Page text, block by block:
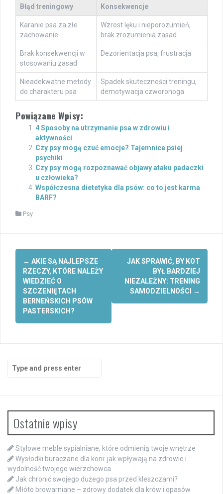
Błąd treningowy Konsekwencje
Karanie psa za złe
zachowanie
Wzrost lęku i nieporozumień,
brak zrozumienia zasad
Brak konsekwencji w
stosowaniu zasad
Dezorientacja psa, frustracja
Nieadekwatne metody
do charakteru psa
Spadek skuteczności treningu,
demotywacja czworonoga
Powiązane Wpisy:
4 Sposoby na utrzymanie psa w zdrowiu i
aktywności
Czy psy mogą czuć emocje? Tajemnice psiej
psychiki
Czy psy mogą rozpoznawać objawy ataku padaczki
u człowieka?
Współczesna dietetyka dla psów: co to jest karma
BARF?
Psy
Post
navigation
← AKIE SĄ NAJLEPSZE
RZECZY, KTÓRE NALEŻY
WIEDZIEĆ O
SZCZENIĘTACH
BERNEŃSKICH PSÓW
PASTERSKICH?
JAK SPRAWIĆ, BY KOT
BYŁ BARDZIEJ
NIEZALEŻNY: TRENING
SAMODZIELNOŚCI →
for:
Ostatnie wpisy
Stylowe meble sypialniane, które odmienią twoje wnętrze
Wysłodki buraczane dla koni: jak wpływają na zdrowie i
wydolność twojego wierzchowca
Jak chronić swojego dużego psa przed kleszczami?
Młóto browarniane – zdrowy dodatek dla krów i opasów